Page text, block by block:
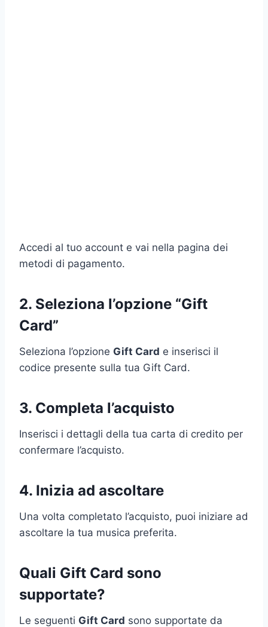
Accedi al tuo account e vai nella pagina dei
metodi di pagamento.
2. Seleziona l’opzione “Gift
Card”
Seleziona l’opzione Gift Card e inserisci il
codice presente sulla tua Gift Card.
3. Completa l’acquisto
Inserisci i dettagli della tua carta di credito per
confermare l’acquisto.
4. Inizia ad ascoltare
Una volta completato l’acquisto, puoi iniziare ad
ascoltare la tua musica preferita.
Quali Gift Card sono
supportate?
Le seguenti Gift Card sono supportate da